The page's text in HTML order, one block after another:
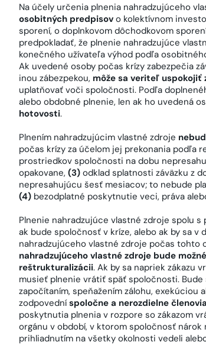
Na účely určenia plnenia nahradzujúceho
osobitných predpisov o kolektívnom
sporení, o doplnkovom dôchodkovom
predpokladať, že plnenie nahradzujúce
konečného užívateľa výhod podľa
Ak uvedené osoby počas krízy zabezpečia
inou zábezpekou, môže sa veriteľ uspokojiť
uplatňovať voči spoločnosti. Podľa
alebo obdobné plnenie, len ak ho uvedená
hotovosti.
Plnením nahradzujúcim vlastné zdroje
počas krízy za účelom jej prekonania podľa
prostriedkov spoločnosti na dobu
opakovane, (3) odklad splatnosti záväzku z
nepresahujúcu šesť mesiacov; to nebude
(4) bezodplatné poskytnutie veci, práva
Plnenie nahradzujúce vlastné zdroje spolu
ak bude spoločnosť v kríze, alebo ak by sa
nahradzujúceho vlastné zdroje počas tohto
nahradzujúceho vlastné zdroje bude
reštrukturalizácii. Ak by sa napriek zákazu
musieť plnenie vrátiť späť spoločnosti.
započítaním, speňažením zálohu, exekúciou
zodpovedníspoločne a nerozdielne
poskytnutia plnenia v rozpore so zákazom
orgánu v období, v ktorom spoločnosť
prihliadnutím na všetky okolnosti vedeli